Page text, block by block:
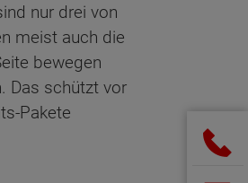
nur drei von
meist auch die
bewegen
Das schützt vor
Pakete